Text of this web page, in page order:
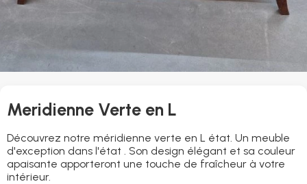
Meridienne Verte en L
Découvrez notre méridienne verte en L état. Un meuble
d'exception dans l'état . Son design élégant et sa couleur
apaisante apporteront une touche de fraîcheur à votre
intérieur.